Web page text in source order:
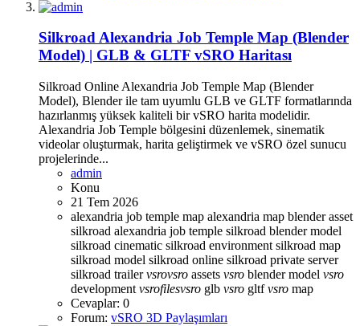
Silkroad Alexandria Job Temple Map (Blender
Model) | GLB & GLTF vSRO Haritası
Silkroad Online Alexandria Job Temple Map (Blender
Model), Blender ile tam uyumlu GLB ve GLTF formatlarında
hazırlanmış yüksek kaliteli bir vSRO harita modelidir.
Alexandria Job Temple bölgesini düzenlemek, sinematik
videolar oluşturmak, harita geliştirmek ve vSRO özel sunucu
projelerinde...
admin
Konu
21 Tem 2026
alexandria job temple map alexandria map blender asset
silkroad alexandria job temple silkroad blender model
silkroad cinematic silkroad environment silkroad map
silkroad model silkroad online silkroad private server
silkroad trailervsrovsro assets vsro blender model vsro
development vsrofilesvsro glb vsro gltfvsro map
Cevaplar: 0
Forum: vSRO 3D Paylaşımları